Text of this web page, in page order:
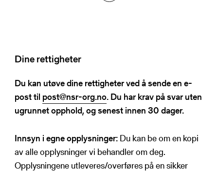
Du har meldt deg på nyhetsbrev
Du har bedt om innsyn eller sletting
Du har meldt deg på et kurs eller et
seminar
Du har bedt om tilbud, veiledning
eller sendt en klage
Dine rettigheter
Du kan utøve dine rettigheter ved å sende en e-
post til post@nsr-org.no. Du har krav på svar uten
ugrunnet opphold, og senest innen 30 dager.
Innsyn i egne opplysninger: Du kan be om en kopi
av alle opplysninger vi behandler om deg.
Opplysningene utleveres/overføres på en sikker